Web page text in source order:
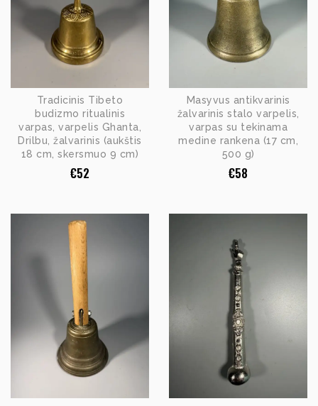
Tradicinis Tibeto
budizmo ritualinis
varpas, varpelis Ghanta,
Drilbu, žalvarinis (aukštis
18 cm, skersmuo 9 cm)
€52
Masyvus antikvarinis
žalvarinis stalo varpelis,
varpas su tekinama
medine rankena (17 cm,
500 g)
€58